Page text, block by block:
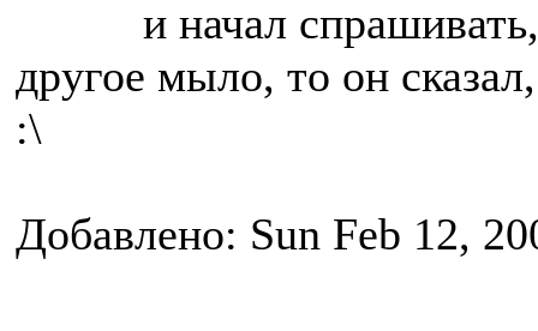
и начал
другое мыло, то он
:\
Добавлено: Sun Feb 12,